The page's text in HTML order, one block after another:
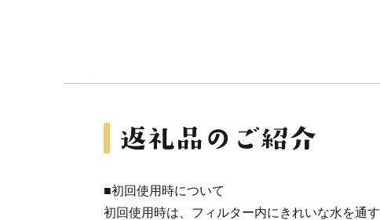
■初回使用時について
初回使用時は、フィルター内にきれいな水を通